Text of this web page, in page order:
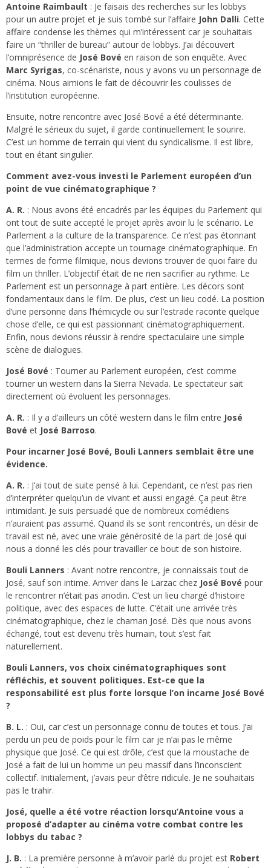
Antoine Raimbault : Je faisais des recherches sur les lobbys
pour un autre projet et je suis tombé sur l’affaire John Dalli. Cette
affaire condense les thèmes qui m’intéressent car je souhaitais
faire un “thriller de bureau” autour de lobbys. J’ai découvert
l’omniprésence de José Bové en raison de son enquête. Avec
Marc Syrigas, co-scénariste, nous y avons vu un personnage de
cinéma. Nous aimions le fait de découvrir les coulisses de
l’institution européenne.
Ensuite, notre rencontre avec José Bové a été déterminante.
Malgré le sérieux du sujet, il garde continuellement le sourire.
C’est un homme de terrain qui vient du syndicalisme. Il est libre,
tout en étant singulier.
Comment avez-vous investi le Parlement européen d’un
point de vue cinématographique ?
A. R. : Nous avons été encadrés par les équipes du Parlement qui
ont tout de suite accepté le projet après avoir lu le scénario. Le
Parlement a la culture de la transparence. Ce n’est pas étonnant
que l’administration accepte un tournage cinématographique. En
termes de forme filmique, nous devions trouver de quoi faire du
film un thriller. L’objectif était de ne rien sacrifier au rythme. Le
Parlement est un personnage à part entière. Les décors sont
fondamentaux dans le film. De plus, c’est un lieu codé. La position
d’une personne dans l’hémicycle ou sur l’estrade raconte quelque
chose d’elle, ce qui est passionnant cinématographiquement.
Enfin, nous devions réussir à rendre spectaculaire une simple
scène de dialogues.
José Bové : Tourner au Parlement européen, c’est comme
tourner un western dans la Sierra Nevada. Le spectateur sait
directement où évoluent les personnages.
A. R. : Il y a d’ailleurs un côté western dans le film entre José
Bové et José Barroso.
Pour incarner José Bové, Bouli Lanners semblait être une
évidence.
A. R. : J’ai tout de suite pensé à lui. Cependant, ce n’est pas rien
d’interpréter quelqu’un de vivant et aussi engagé. Ça peut être
intimidant. Je suis persuadé que de nombreux comédiens
n’auraient pas assumé. Quand ils se sont rencontrés, un désir de
travail est né, avec une vraie générosité de la part de José qui
nous a donné les clés pour travailler ce bout de son histoire.
Bouli Lanners : Avant notre rencontre, je connaissais tout de
José, sauf son intime. Arriver dans le Larzac chez José Bové pour
le rencontrer n’était pas anodin. C’est un lieu chargé d’histoire
politique, avec des espaces de lutte. C’était une arrivée très
cinématographique, chez le chaman José. Dès que nous avons
échangé, tout est devenu très humain, tout s’est fait
naturellement.
Bouli Lanners, vos choix cinématographiques sont
réfléchis, et souvent politiques. Est-ce que la
responsabilité est plus forte lorsque l’on incarne José Bové
?
B. L. : Oui, car c’est un personnage connu de toutes et tous. J’ai
perdu un peu de poids pour le film car je n’ai pas le même
physique que José. Ce qui est drôle, c’est que la moustache de
José a fait de lui un homme un peu massif dans l’inconscient
collectif. Initialement, j’avais peur d’être ridicule. Je ne souhaitais
pas le trahir.
José, quelle a été votre réaction lorsqu’Antoine vous a
proposé d’adapter au cinéma votre combat contre les
lobbys du tabac ?
J. B. : La première personne à m’avoir parlé du projet est Robert